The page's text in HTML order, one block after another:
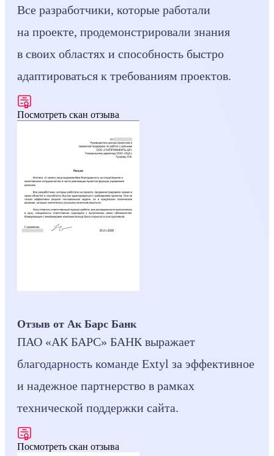
Все разработчики, которые работали
на проекте, продемонстрировали знания
в своих областях и способность быстро
адаптироваться к требованиям проектов.
Посмотреть скан отзыва
Отзыв от Ак Барс Банк
ПАО «АК БАРС» БАНК выражает
благодарность команде Extyl за эффективное
и надежное партнерство в рамках
технической поддержки сайта.
Посмотреть скан отзыва